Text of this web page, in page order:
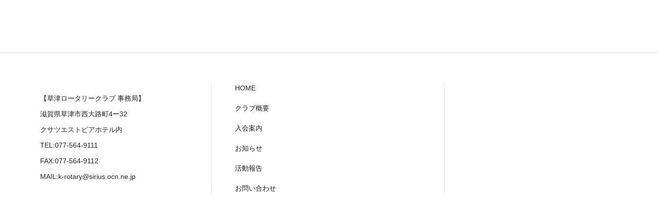
【草津ロータリークラブ 事務局】
滋賀県草津市西大路町4ー32
クサツエストピアホテル内
TEL:077-564-9111
FAX:077-564-9112
MAIL:k-rotary@sirius.ocn.ne.jp
HOME
クラブ概要
入会案内
お知らせ
活動報告
お問い合わせ